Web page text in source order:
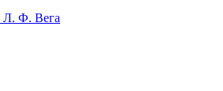
Л. Ф. Вега